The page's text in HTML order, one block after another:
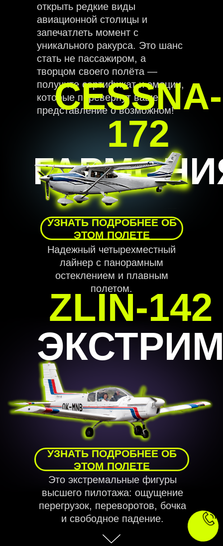
открыть редкие виды
авиационной столицы и
запечатлеть момент с
уникального ракурса. Это шанс
стать не пассажиром, а
творцом своего полёта —
получите сертификат и эмоции,
которые перевернут ваше
представление о возможном!
Надежный четырехместный
лайнер с панорамным
остеклением и плавным
полетом.
Это экстремальные фигуры
высшего пилотажа: ощущение
перегрузок, переворотов, бочка
и свободное падение.
CESSNA-
172
ZLIN-142
УЗНАТЬ ПОДРОБНЕЕ ОБ
ЭТОМ ПОЛЕТЕ
УЗНАТЬ ПОДРОБНЕЕ ОБ
ЭТОМ ПОЛЕТЕ